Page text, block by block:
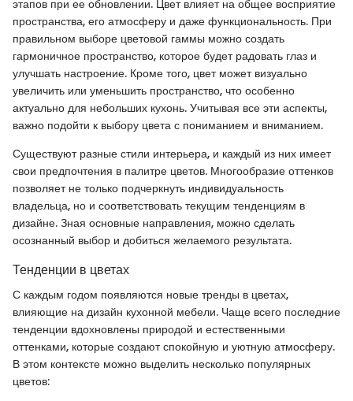
этапов при ее обновлении. Цвет влияет на общее восприятие
пространства, его атмосферу и даже функциональность. При
правильном выборе цветовой гаммы можно создать
гармоничное пространство, которое будет радовать глаз и
улучшать настроение. Кроме того, цвет может визуально
увеличить или уменьшить пространство, что особенно
актуально для небольших кухонь. Учитывая все эти аспекты,
важно подойти к выбору цвета с пониманием и вниманием.
Существуют разные стили интерьера, и каждый из них имеет
свои предпочтения в палитре цветов. Многообразие оттенков
позволяет не только подчеркнуть индивидуальность
владельца, но и соответствовать текущим тенденциям в
дизайне. Зная основные направления, можно сделать
осознанный выбор и добиться желаемого результата.
Тенденции в цветах
С каждым годом появляются новые тренды в цветах,
влияющие на дизайн кухонной мебели. Чаще всего последние
тенденции вдохновлены природой и естественными
оттенками, которые создают спокойную и уютную атмосферу.
В этом контексте можно выделить несколько популярных
цветов: